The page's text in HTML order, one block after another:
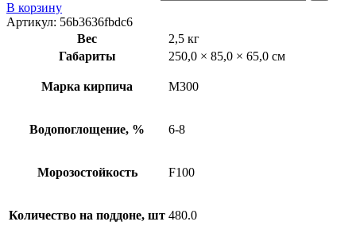
В корзину
Артикул: 56b3636fbdc6
Вес
2,5 кг
Габариты
250,0 × 85,0 × 65,0 см
Марка кирпича М300
Водопоглощение, % 6-8
Морозостойкость F100
Количество на поддоне, шт 480.0